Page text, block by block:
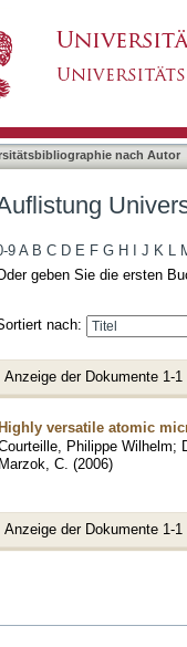
nach Autor
9A B C D E F G H J K L
geben Sie die ersten
nach:
Anzeige der Dokumente 1-1
versatile atomic
Philippe Wilhelm;
Marzok, C. (2006)
Anzeige der Dokumente 1-1